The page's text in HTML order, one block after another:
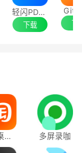
请期待
轻闪PDF编辑器
下载 下
淘宝桌面版 多屏录咖